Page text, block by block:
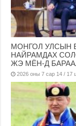
МОНГОЛ УЛСЫН
НАЙРАМДАХ
ЖЭ МЁН-Д
2026 оны 7 сар 14 / 17